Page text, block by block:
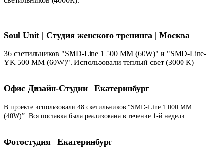
Soul Unit | Студия женского тренинга | Москва
36 светильников "SMD-Line 1 500 ММ (60W)" и "SMD-Line-
YK 500 ММ (60W)". Использовали теплый свет (3000 К)
Офис Дизайн-Студии | Екатеринбург
В проекте использовали 48 светильников “SMD-Line 1 000 ММ
(40W)”. Вся поставка была реализована в течение 1-й недели.
Фотостудия | Екатеринбург